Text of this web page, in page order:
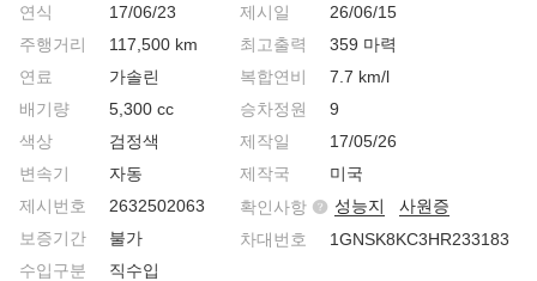
연식
17/06/23
주행거리
117,500 km
연료
가솔린
배기량
5,300 cc
색상
검정색
변속기
자동
제시번호
2632502063
보증기간
불가
수입구분
직수입
제시일
26/06/15
최고출력
359 마력
복합연비
7.7 km/l
승차정원
9
제작일
17/05/26
제작국
미국
확인사항
성능지
사원증
차대번호
1GNSK8KC3HR233183